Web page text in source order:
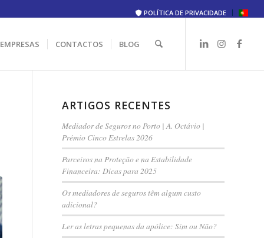
POLÍTICA DE PRIVACIDADE
CONTACTOS BLOG
ARTIGOS RECENTES
Mediador de Seguros no Porto | A. Octávio |
Prémio Cinco Estrelas 2026
Parceiros na Proteção e na Estabilidade
Financeira: Dicas para 2025
Os mediadores de seguros têm algum custo
adicional?
Ler as letras pequenas da apólice: Sim ou Não?